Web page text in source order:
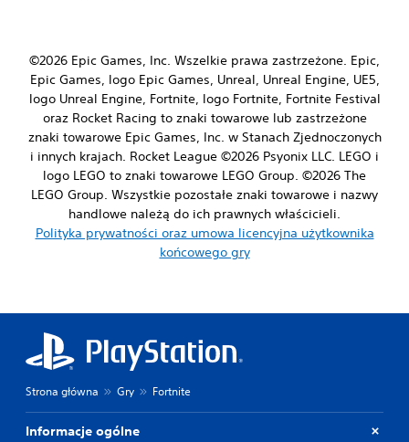
©2026 Epic Games, Inc. Wszelkie prawa zastrzeżone. Epic,
Epic Games, logo Epic Games, Unreal, Unreal Engine, UE5,
logo Unreal Engine, Fortnite, logo Fortnite, Fortnite Festival
oraz Rocket Racing to znaki towarowe lub zastrzeżone
znaki towarowe Epic Games, Inc. w Stanach Zjednoczonych
i innych krajach. Rocket League ©2026 Psyonix LLC. LEGO i
logo LEGO to znaki towarowe LEGO Group. ©2026 The
LEGO Group. Wszystkie pozostałe znaki towarowe i nazwy
handlowe należą do ich prawnych właścicieli.
Polityka prywatności oraz umowa licencyjna użytkownika
końcowego gry
Strona główna Gry Fortnite
Informacje ogólne